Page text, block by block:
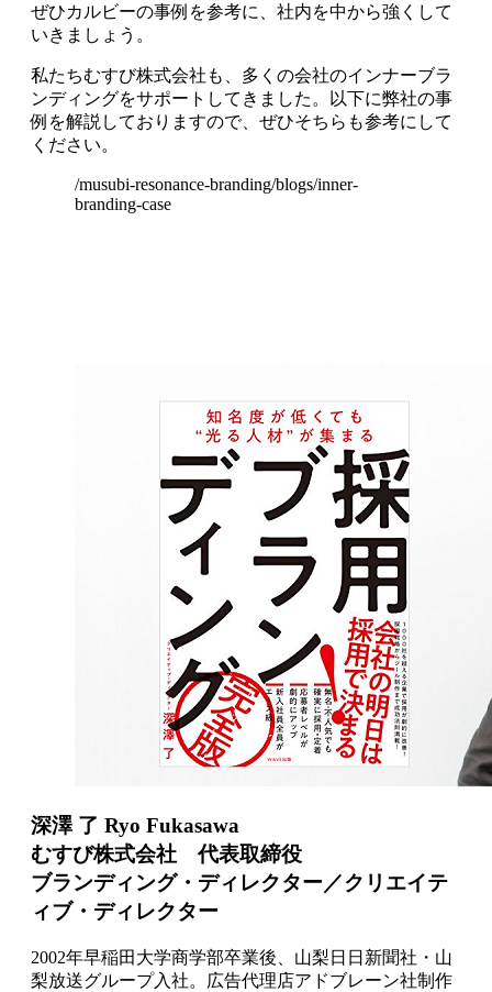
ぜひカルビーの事例を参考に、社内を中から強くして
いきましょう。
私たちむすび株式会社も、多くの会社のインナーブラ
ンディングをサポートしてきました。以下に弊社の事
例を解説しておりますので、ぜひそちらも参考にして
ください。
/musubi-resonance-branding/blogs/inner-
branding-case
深澤 了 Ryo Fukasawa
むすび株式会社 代表取締役
ブランディング・ディレクター／クリエイテ
ィブ・ディレクター
2002年早稲田大学商学部卒業後、山梨日日新聞社・山
梨放送グループ入社。広告代理店アドブレーン社制作